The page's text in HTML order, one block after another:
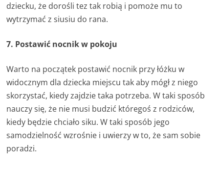
dziecku, że dorośli tez tak robią i pomoże mu to
wytrzymać z siusiu do rana.
7. Postawić nocnik w pokoju
Warto na początek postawić nocnik przy łóżku w
widocznym dla dziecka miejscu tak aby mógł z niego
skorzystać, kiedy zajdzie taka potrzeba. W taki sposób
nauczy się, że nie musi budzić któregoś z rodziców,
kiedy będzie chciało siku. W taki sposób jego
samodzielność wzrośnie i uwierzy w to, że sam sobie
poradzi.